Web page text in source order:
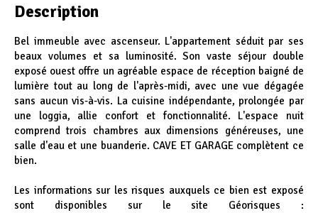
Description
Bel immeuble avec ascenseur. L'appartement séduit par ses
beaux volumes et sa luminosité. Son vaste séjour double
exposé ouest offre un agréable espace de réception baigné de
lumière tout au long de l'après-midi, avec une vue dégagée
sans aucun vis-à-vis. La cuisine indépendante, prolongée par
une loggia, allie confort et fonctionnalité. L'espace nuit
comprend trois chambres aux dimensions généreuses, une
salle d'eau et une buanderie. CAVE ET GARAGE complètent ce
bien.
Les informations sur les risques auxquels ce bien est exposé
sont disponibles sur le site Géorisques :